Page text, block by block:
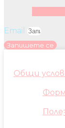
Email
Запишете се
Общи